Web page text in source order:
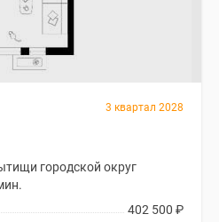
3 квартал 2028
городской округ
402 500 ₽